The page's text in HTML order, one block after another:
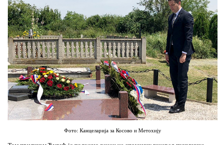
Фото: Канцеларија за Косово и Метохију